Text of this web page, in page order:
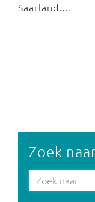
Saarland.…
Zoek